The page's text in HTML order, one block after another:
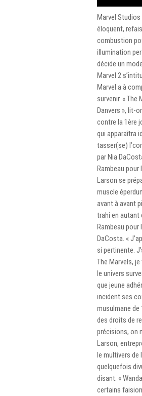
Marvel
éloquent,
combustion
illumination
décide un
Marvel 2
Marvel a à
survenir. «
Danvers », lit-
contre la 1ère
qui apparaîtra
tasser(se)
par Nia
Rambeau pour
Larson se
muscle
avant à avant
trahi en autant
Rambeau
DaCosta. «
si pertinente.
The Marvels,
le univers
que jeune
incident ses
musulmane
des droits de
précisions, on
Larson,
le multivers de
quelquefois
disant: «
certains